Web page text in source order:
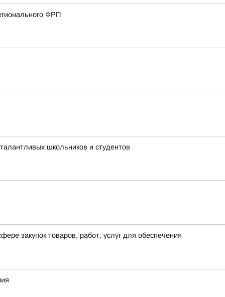
ФРП
школьников и студентов
закупок товаров, работ, услуг для обеспечения